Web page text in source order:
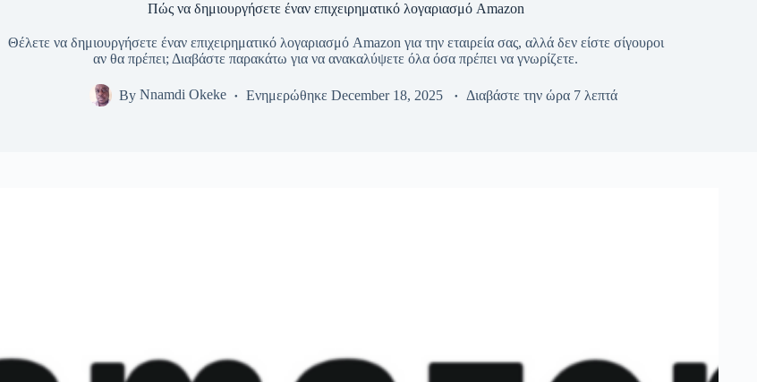
Πώς να δημιουργήσετε έναν επιχειρηματικό λογαριασμό Amazon
Θέλετε να δημιουργήσετε έναν επιχειρηματικό λογαριασμό Amazon για την εταιρεία σας, αλλά δεν είστε σίγουροι
αν θα πρέπει; Διαβάστε παρακάτω για να ανακαλύψετε όλα όσα πρέπει να γνωρίζετε.
By Nnamdi Okeke Ενημερώθηκε December 18, 2025 Διαβάστε την ώρα 7 λεπτά